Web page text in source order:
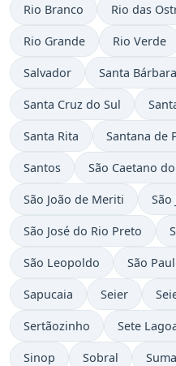
Rio Branco Rio das
Rio Grande Rio Verde
Salvador Santa
Santa Cruz do Sul
Santa Rita Santana de
Santos São Caetano
São João de Meriti São
São José do Rio Preto
São Leopoldo São
Sapucaia Seier
Sertãozinho Sete
Sinop Sobral